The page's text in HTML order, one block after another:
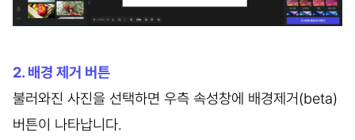
2. 배경 제거 버튼
불러와진 사진을 선택하면 우측 속성창에 배경제거(beta)
버튼이 나타납니다.